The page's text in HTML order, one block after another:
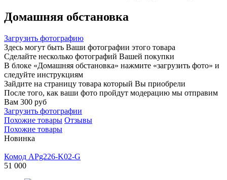
Домашняя обстановка
Загрузить фотографию
Здесь могут быть Ваши фотографии этого товара
Сделайте несколько фотографий Вашей покупки
В блоке «Домашняя обстановка» нажмите «загрузить фото» и
следуйте инструкциям
Зайдите на страницу товара который Вы приобрели
После того, как ваши фото пройдут модерацию мы отправим
Вам 300 руб
Загрузить фотографии
Похожие товары Отзывы
Похожие товары
Новинка
Комод APg226-K02-G
51 000